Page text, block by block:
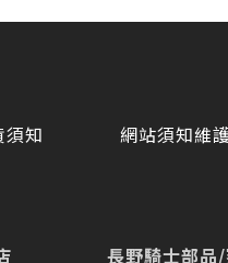
須知 網站須知維
長野騎士部品